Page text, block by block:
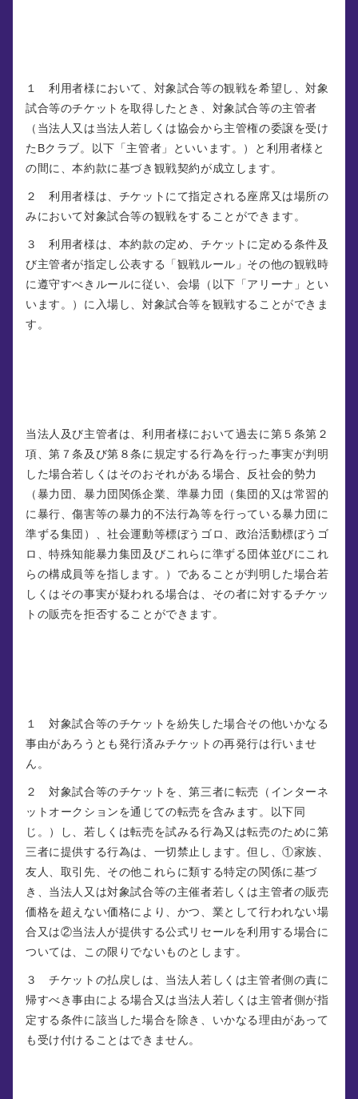
１ 利用者様において、対象試合等の観戦を希望し、対象
試合等のチケットを取得したとき、対象試合等の主管者
（当法人又は当法人若しくは協会から主管権の委譲を受け
たBクラブ。以下「主管者」といいます。）と利用者様と
の間に、本約款に基づき観戦契約が成立します。
２ 利用者様は、チケットにて指定される座席又は場所の
みにおいて対象試合等の観戦をすることができます。
３ 利用者様は、本約款の定め、チケットに定める条件及
び主管者が指定し公表する「観戦ルール」その他の観戦時
に遵守すべきルールに従い、会場（以下「アリーナ」とい
います。）に入場し、対象試合等を観戦することができま
す。
当法人及び主管者は、利用者様において過去に第５条第２
項、第７条及び第８条に規定する行為を行った事実が判明
した場合若しくはそのおそれがある場合、反社会的勢力
（暴力団、暴力団関係企業、準暴力団（集団的又は常習的
に暴行、傷害等の暴力的不法行為等を行っている暴力団に
準ずる集団）、社会運動等標ぼうゴロ、政治活動標ぼうゴ
ロ、特殊知能暴力集団及びこれらに準ずる団体並びにこれ
らの構成員等を指します。）であることが判明した場合若
しくはその事実が疑われる場合は、その者に対するチケッ
トの販売を拒否することができます。
１ 対象試合等のチケットを紛失した場合その他いかなる
事由があろうとも発行済みチケットの再発行は行いませ
ん。
２ 対象試合等のチケットを、第三者に転売（インターネ
ットオークションを通じての転売を含みます。以下同
じ。）し、若しくは転売を試みる行為又は転売のために第
三者に提供する行為は、一切禁止します。但し、①家族、
友人、取引先、その他これらに類する特定の関係に基づ
き、当法人又は対象試合等の主催者若しくは主管者の販売
価格を超えない価格により、かつ、業として行われない場
合又は②当法人が提供する公式リセールを利用する場合に
ついては、この限りでないものとします。
３ チケットの払戻しは、当法人若しくは主管者側の責に
帰すべき事由による場合又は当法人若しくは主管者側が指
定する条件に該当した場合を除き、いかなる理由があって
も受け付けることはできません。